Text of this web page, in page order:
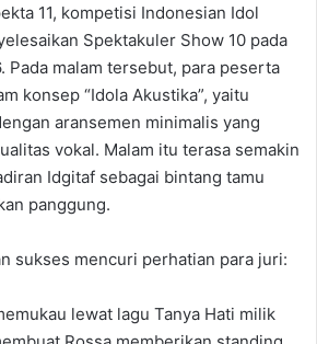
11, kompetisi Indonesian Idol
Spektakuler Show 10 pada
Pada malam tersebut, para peserta
konsep “Idola Akustika”, yaitu
aransemen minimalis yang
vokal. Malam itu terasa semakin
Idgitaf sebagai bintang tamu
panggung.
sukses mencuri perhatian para juri:
lewat lagu Tanya Hati milik